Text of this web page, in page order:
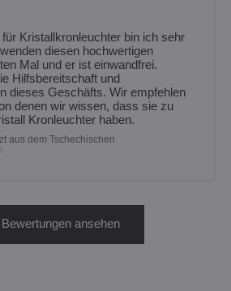
Kristallkronleuchter bin ich sehr
diesen hochwertigen
Mal und er ist einwandfrei.
Hilfsbereitschaft und
dieses Geschäfts. Wir empfehlen
denen wir wissen, dass sie zu
Kronleuchter haben.
aus dem Tschechischen
ansehen